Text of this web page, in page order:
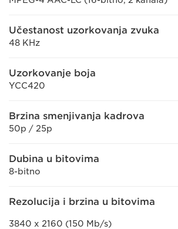
Učestanost uzorkovanja zvuka
48 KHz
Uzorkovanje boja
YCC420
Brzina smenjivanja kadrova
50p / 25p
Dubina u bitovima
8-bitno
Rezolucija i brzina u bitovima
3840 x 2160 (150 Mb/s)